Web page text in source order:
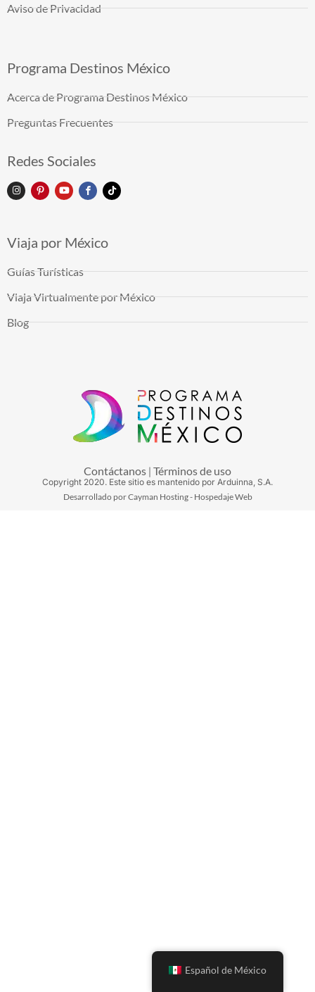
Aviso de Privacidad
Programa Destinos México
Acerca de Programa Destinos México
Preguntas Frecuentes
Redes Sociales
Viaja por México
Guías Turísticas
Viaja Virtualmente por México
Blog
Contáctanos Términos de uso
Copyright 2020. Este sitio es mantenido por Arduinna, S.A.
Desarrollado por Cayman Hosting - Hospedaje Web
Español de México